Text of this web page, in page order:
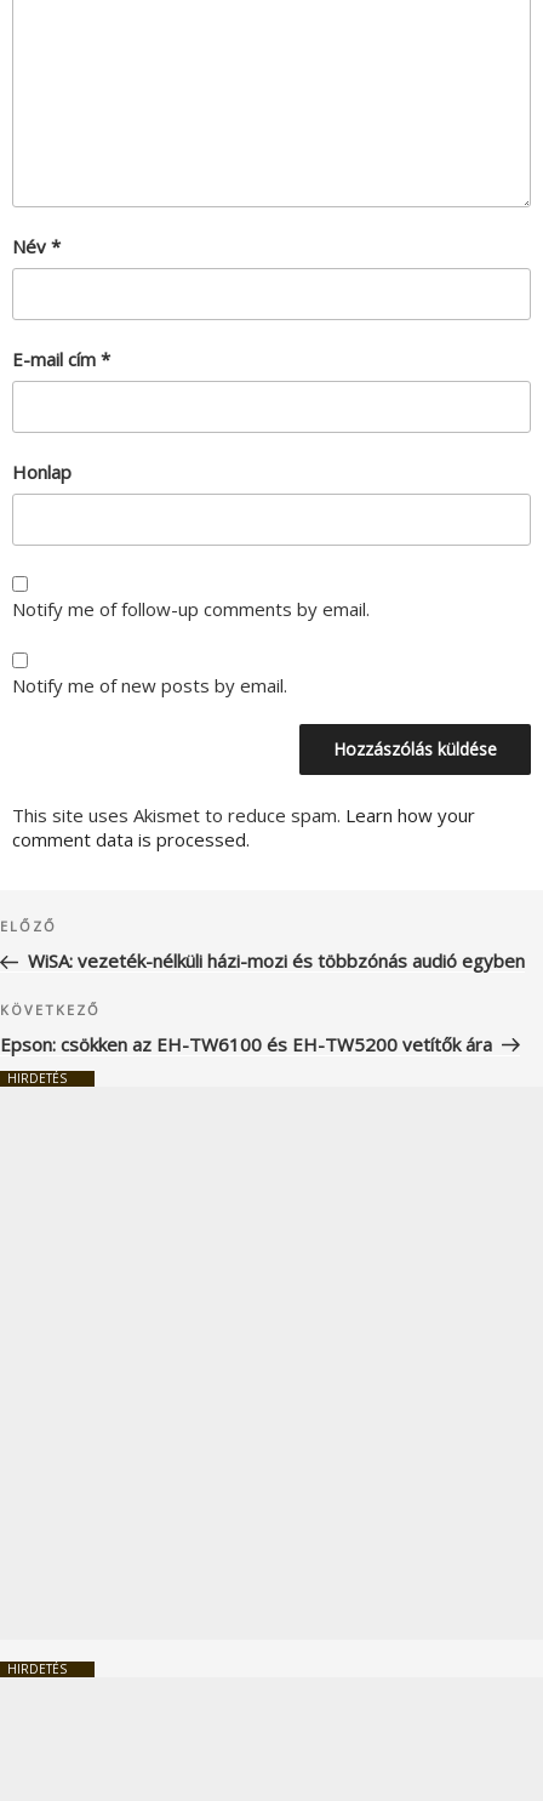
Név *
E-mail cím *
Honlap
Notify me of follow-up comments by email.
Notify me of new posts by email.
This site uses Akismet to reduce spam. Learn how your
comment data is processed.
navigáció
Korábbi
bejegyzés
ELŐZŐ
WiSA: vezeték-nélküli házi-mozi és többzónás audió egyben
Következő
bejegyzés
KÖVETKEZŐ
Epson: csökken az EH-TW6100 és EH-TW5200 vetítők ára
HIRDETÉS
HIRDETÉS